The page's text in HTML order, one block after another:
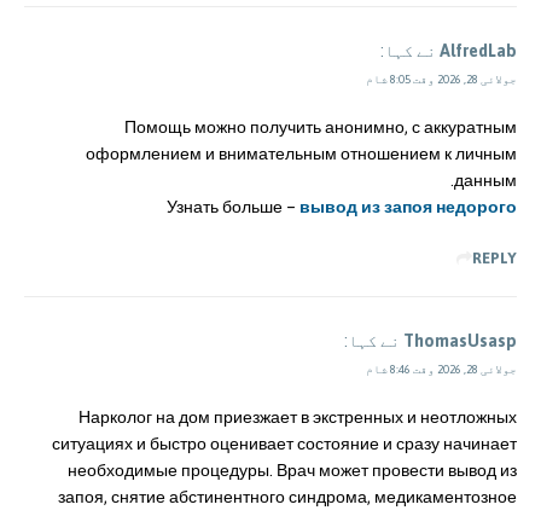
AlfredLab نے کہا:
جولائی 28, 2026 وقت 8:05 شام
Помощь можно получить анонимно, с аккуратным
оформлением и внимательным отношением к личным
данным.
Узнать больше – вывод из запоя недорого
REPLY
ThomasUsasp نے کہا:
جولائی 28, 2026 وقت 8:46 شام
Нарколог на дом приезжает в экстренных и неотложных
ситуациях и быстро оценивает состояние и сразу начинает
необходимые процедуры. Врач может провести вывод из
запоя, снятие абстинентного синдрома, медикаментозное